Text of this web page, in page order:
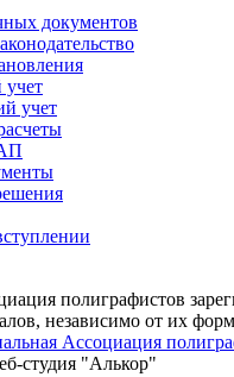
документов
учет
учет
полиграфистов
независимо от их
Ассоциация
студия "Алькор"